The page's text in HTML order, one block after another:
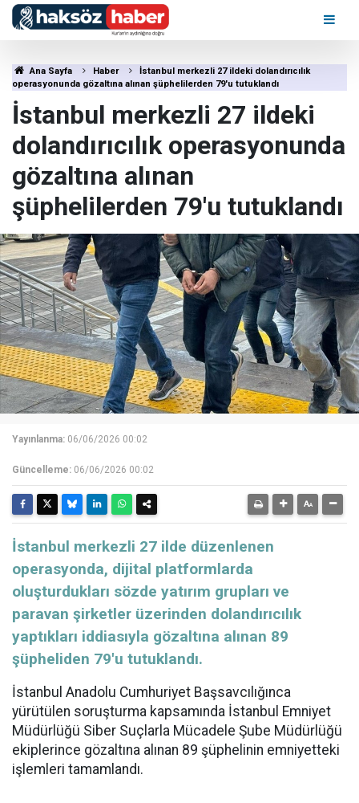
Ana Sayfa Haber
İstanbul merkezli 27 ildeki dolandırıcılık
operasyonunda gözaltına alınan şüphelilerden 79'u tutuklandı
İstanbul merkezli 27 ildeki
dolandırıcılık operasyonunda
gözaltına alınan
şüphelilerden 79'u tutuklandı
Yayınlanma: 06/06/2026 00:02
Güncelleme: 06/06/2026 00:02
İstanbul merkezli 27 ilde düzenlenen
operasyonda, dijital platformlarda
oluşturdukları sözde yatırım grupları ve
paravan şirketler üzerinden dolandırıcılık
yaptıkları iddiasıyla gözaltına alınan 89
şüpheliden 79'u tutuklandı.
İstanbul Anadolu Cumhuriyet Başsavcılığınca
yürütülen soruşturma kapsamında İstanbul Emniyet
Müdürlüğü Siber Suçlarla Mücadele Şube Müdürlüğü
ekiplerince gözaltına alınan 89 şüphelinin emniyetteki
işlemleri tamamlandı.